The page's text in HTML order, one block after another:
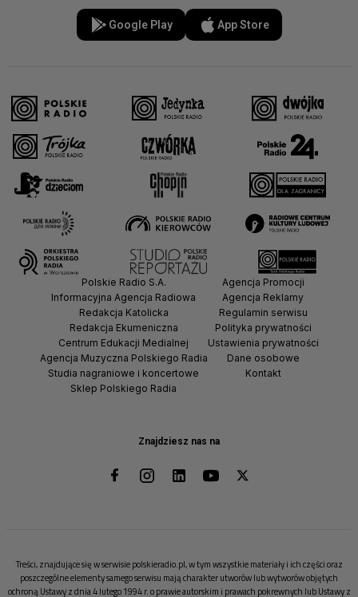
Google Play App Store
Znajdziesz nas na
Polskie Radio S.A.
Informacyjna Agencja Radiowa
Redakcja Katolicka
Redakcja Ekumeniczna
Centrum Edukacji Medialnej
Agencja Muzyczna Polskiego Radia
Studia nagraniowe i koncertowe
Sklep Polskiego Radia
Agencja Promocji
Agencja Reklamy
Regulamin serwisu
Polityka prywatności
Ustawienia prywatności
Dane osobowe
Kontakt
Treści, znajdujące się w serwisie polskieradio.pl, w tym wszystkie materiały i ich części oraz
poszczególne elementy samego serwisu mają charakter utworów lub wytworów objętych
ochroną Ustawy z dnia 4 lutego 1994 r. o prawie autorskim i prawach pokrewnych lub Ustawy z